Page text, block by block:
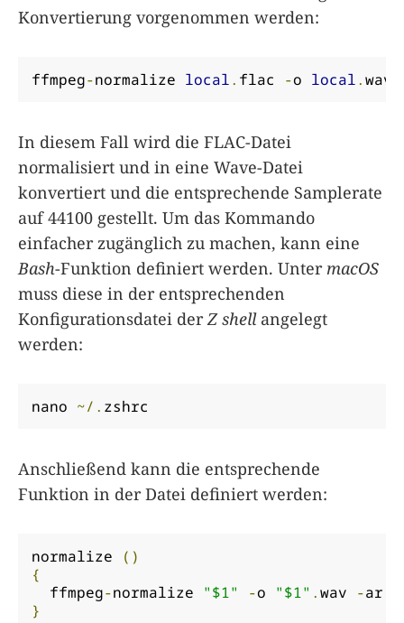
Konvertierung vorgenommen werden:
ffmpeg-normalize local. flac -o local.wav
In diesem Fall wird die FLAC-Datei
normalisiert und in eine Wave-Datei
konvertiert und die entsprechende Samplerate
auf 44100 gestellt. Um das Kommando
einfacher zugänglich zu machen, kann eine
Bash-Funktion definiert werden. Unter macOS
muss diese in der entsprechenden
Konfigurationsdatei derZ shellangelegt
werden:
nano ~/. zshrc
Anschließend kann die entsprechende
Funktion in der Datei definiert werden:
normalize
()
{
  ffmpeg
-normalize "$1" -o "$1" .wav -ar
}